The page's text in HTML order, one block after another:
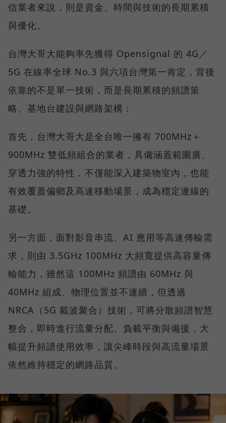
信業者來說，則是資金、時間與技術的長期累積
與優化。
台灣大哥大能夠率先獲得 Opensignal 的 4G／
5G 在線率全球 No.3 與六項台灣第一肯定，背後
依靠的不是單一技術，而是長期累積的頻譜策
略、基地台建設與網路架構：
首先，台灣大哥大是全台唯一擁有 700MHz＋
900MHz 雙低頻組合的業者，具備涵蓋範圍廣、
穿透力強的特性，不僅能深入建築物室內，也能
有效覆蓋偏鄉及高速移動場景，成為穩定連線的
基礎。
另一方面，面對影音串流、AI 應用等高速傳輸需
求，則由 3.5GHz 100MHz 大頻寬提供高容量傳
輸能力，雖然這 100MHz 頻譜由 60MHz 與
40MHz 組成、物理位置並不連續，但透過
NRCA（5G 載波聚合）技術，可將分散頻譜智慧
整合，即時進行流量分配、負載平衡與備援，大
幅提升頻譜使用效率，讓尖峰時段與高流量場景
依然維持穩定的網路品質。